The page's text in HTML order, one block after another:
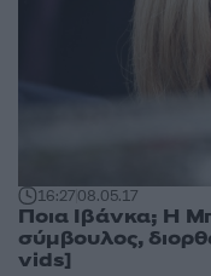
16:2708.05.17
Ποια Ιβάνκα; Η
σύμβουλος,
vids]